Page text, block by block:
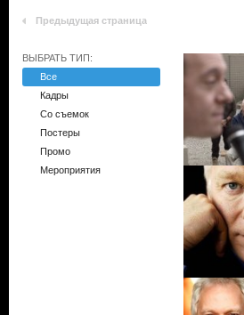
Предыдущая страница
ВЫБРАТЬ ТИП:
Все
Кадры
Со съемок
Постеры
Промо
Мероприятия